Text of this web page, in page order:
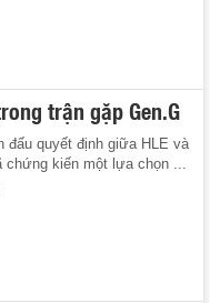
trận gặp Gen.G
đấu quyết định giữa HLE và
chứng kiến một lựa chọn ...